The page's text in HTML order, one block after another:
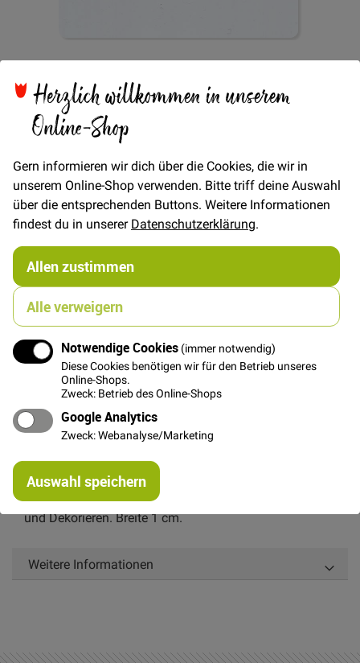
Herzlich willkommen in unserem
Online-Shop
Gern informieren wir dich über die Cookies, die wir in
unserem Online-Shop verwenden. Bitte triff deine Auswahl
über die entsprechenden Buttons. Weitere Informationen
findest du in unsererDatenschutzerklärung.
Allen zustimmen
Alle verweigern
Notwendige Cookies (immer notwendig)
Diese Cookies benötigen wir für den Betrieb unseres
Online-Shops.
Zweck: Betrieb des Online-Shops
Google Analytics
Zweck: Webanalyse/Marketing
Auswahl speichern
Anfang
der
Bildgalerie
springen
Webband Zick-Zack
10mm - Weiss/Rot
VerfügbarkeitAuf Lager
0,80 €
€/METER(Freie Eingabe)
Menge
In den Warenkorb
Weiß-rotes Band mit Zick-Zack-Muster zum Aufnähen
und Dekorieren. Breite 1 cm.
Weitere Informationen